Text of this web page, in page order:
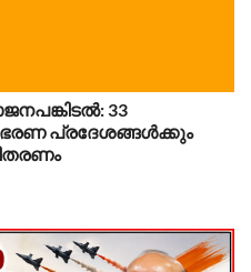
33
പ്രദേശങ്ങൾക്കും